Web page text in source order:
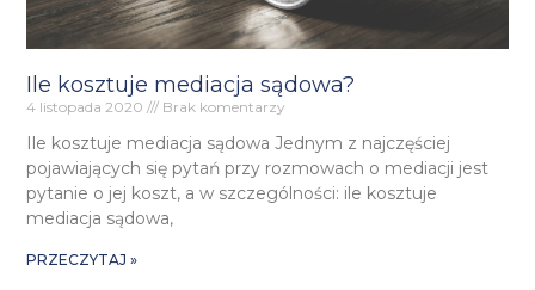
Ile kosztuje mediacja sądowa?
4 listopada 2020 Brak komentarzy
Ile kosztuje mediacja sądowa Jednym z najczęściej
pojawiających się pytań przy rozmowach o mediacji jest
pytanie o jej koszt, a w szczególności: ile kosztuje
mediacja sądowa,
PRZECZYTAJ »